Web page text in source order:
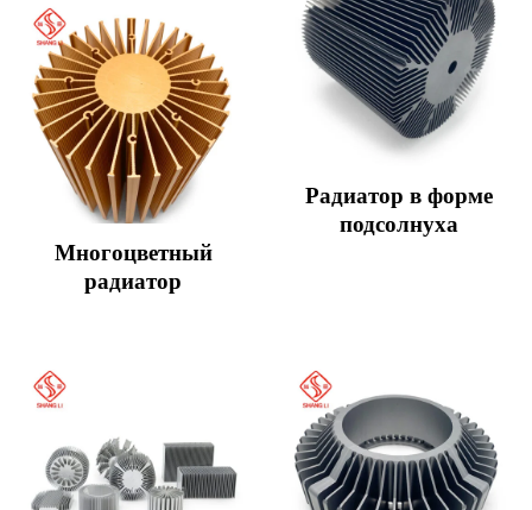
Многоцветный
радиатор
Радиатор в форме
подсолнуха